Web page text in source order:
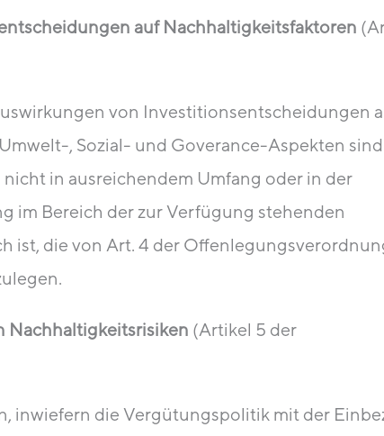
auf Nachhaltigkeitsfaktoren
von Investitionsentscheidungen
, Sozial- und Goverance-Aspekten
in ausreichendem Umfang oder in der
im Bereich der zur Verfügung stehenden
ist, die von Art. 4 der
Nachhaltigkeitsrisiken (Artikel 5 der
inwiefern die Vergütungspolitik mit der